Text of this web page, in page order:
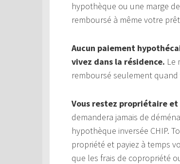
hypothèque ou une marge
remboursé à même votre
Aucun paiement
vivez dans la résidence. Le
remboursé seulement
Vous restez propriétaire
demandera jamais de
hypothèque inversée CHIP.
propriété et payiez à temps
que les frais de copropriété